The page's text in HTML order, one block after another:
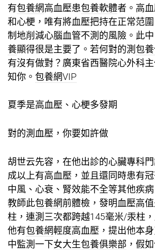
有包養網高血壓患包養軟體者。高
和心梗，唯有將血壓把持在正常范
制地削減心腦血管不測的風險。此
養顯得很是主要了。若何對的測包
有沒有做對？廣東省西醫院心外科
知你。 包養網VIP
夏季是高血壓、心梗多發期
對的測血壓，你要如許做
胡世云先容，在他出診的心臟專科
成以上有高血壓，並且還同時患有
中風、心衰、腎效能不全等其他疾
教師此包養網前體檢，發明血壓高
柱，連測三次都跨越145毫米/汞柱
他有包養網輕度高血壓，提出他本
中監測一下女大生包養俱樂部 ，假